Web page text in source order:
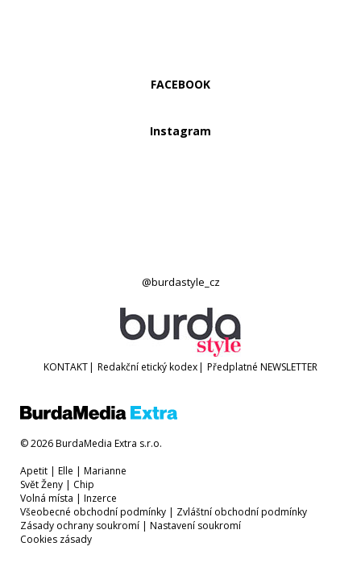
FACEBOOK
Instagram
@burdastyle_cz
KONTAKT| Redakční etický kodex| Předplatné NEWSLETTER
© 2026 BurdaMedia Extra s.r.o.
Apetit | Elle | Marianne
Svět Ženy | Chip
Volná místa | Inzerce
Všeobecné obchodní podmínky | Zvláštní obchodní podmínky
Zásady ochrany soukromí | Nastavení soukromí
Cookies zásady